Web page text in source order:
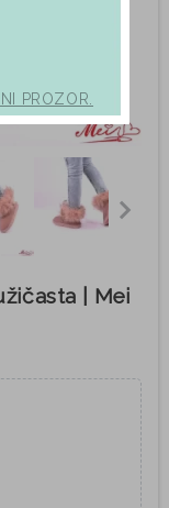
| Mei
PROZOR.